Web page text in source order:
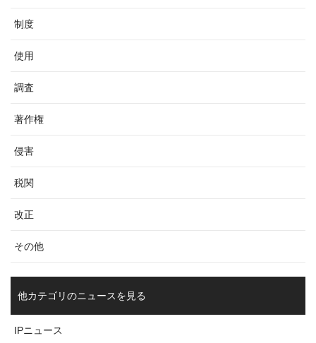
制度
使用
調査
著作権
侵害
税関
改正
その他
他カテゴリのニュースを見る
IPニュース